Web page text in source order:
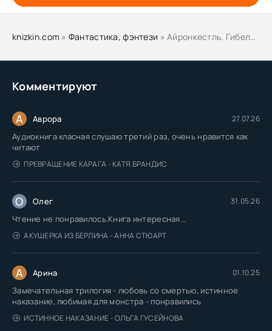
Комментируют
А Аврора 27.07.26
Аудиокнига класная слушаю третий раз, очень нравится как
читают
ПРЕВРАЩЕНИЕ КАРАГА - КАТЯ БРАНДИС
О Олег 31.05.26
Чтение не понравилось.Книга интересная...
АКУШЕРКА ИЗ БЕРЛИНА - АННА СТЮАРТ
А Арина 01.10.25
Замечательная трилогия - любовь со смертью, истинное
наказание, любимая для монстра - понравились
ИСТИННОЕ НАКАЗАНИЕ - ОЛЬГА ГУСЕЙНОВА
knizkin.com » Фантастика, фэнтези » Айронкестль. Гибель Земли - Жозеф Рони-Старший